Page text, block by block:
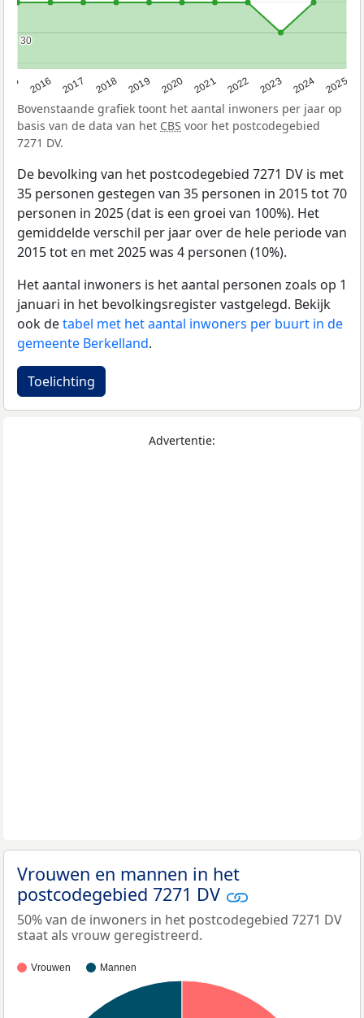
2016 2017 2018 2019 2020 2021 2022 2023 2024 2025
30
30
Bovenstaande grafiek toont het aantal inwoners per jaar op
basis van de data van het CBS voor het postcodegebied
7271 DV.
De bevolking van het postcodegebied 7271 DV is met
35 personen gestegen van 35 personen in 2015 tot 70
personen in 2025 (dat is een groei van 100%). Het
gemiddelde verschil per jaar over de hele periode van
2015 tot en met 2025 was 4 personen (10%).
Het aantal inwoners is het aantal personen zoals op 1
januari in het bevolkingsregister vastgelegd. Bekijk
ook detabel met het aantal inwoners per buurt in de
gemeente Berkelland.
Toelichting
Advertentie:
Vrouwen en mannen in het
postcodegebied 7271 DV
50% van de inwoners in het postcodegebied 7271 DV
staat als vrouw geregistreerd.
Vrouwen Mannen